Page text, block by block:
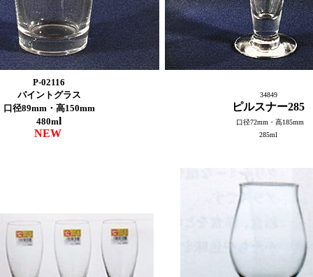
P-02116
パイントグラス
口径89mm・高150mm
480ml
NEW
34849
ピルスナー285
口径72mm・高185mm
285ml